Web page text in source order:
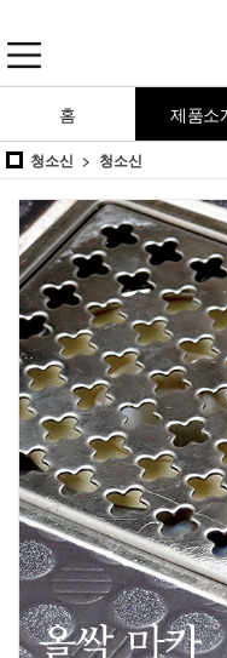
홈 제품소
청소신 청소신